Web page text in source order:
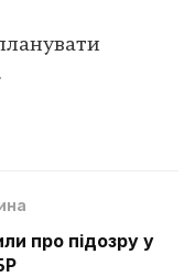
про підозру у